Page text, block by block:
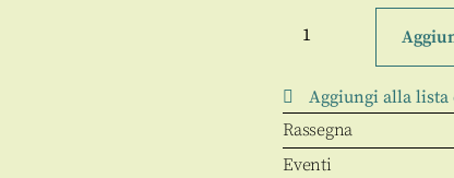
Aggiungi alla lista
Rassegna
Eventi